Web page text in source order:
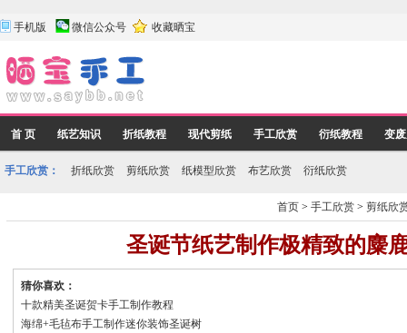
手机版 微信公众号 收藏晒宝
首 页 纸艺知识 折纸教程 现代剪纸 手工欣赏 衍纸教程 变
手工欣赏： 折纸欣赏 剪纸欣赏 纸模型欣赏 布艺欣赏 衍纸欣赏
首页 >手工欣赏 >剪纸欣
圣诞节纸艺制作极精致的麋
猜你喜欢：
十款精美圣诞贺卡手工制作教程
海绵+毛毡布手工制作迷你装饰圣诞树